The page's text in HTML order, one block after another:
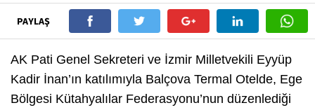
PAYLAŞ
AK Pati Genel Sekreteri ve İzmir Milletvekili Eyyüp
Kadir İnan’ın katılımıyla Balçova Termal Otelde, Ege
Bölgesi Kütahyalılar Federasyonu’nun düzenlediği